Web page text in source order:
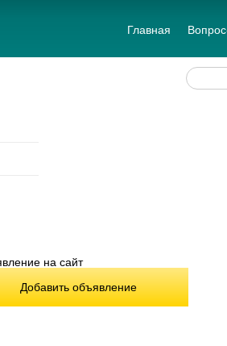
Главная
Добавить объявление